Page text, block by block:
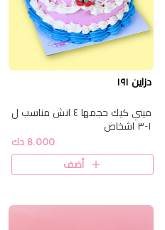
دزاين ١٩١
ميني كيك حجمها ٤ انش مناسب ل
١-٣ اشخاص
8.000 دك
أضف